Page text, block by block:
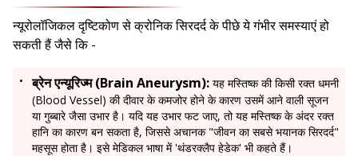
न्यूरोलॉजिकल दृष्टिकोण से क्रोनिक सिरदर्द के पीछे ये गंभीर समस्याएं हो
सकती हैं जैसे कि -
ब्रेन एन्यूरिज्म (Brain Aneurysm): यह मस्तिष्क की किसी रक्त धमनी
(Blood Vessel) की दीवार के कमजोर होने के कारण उसमें आने वाली सूजन
या गुब्बारे जैसा उभार है। यदि यह उभार फट जाए, तो यह मस्तिष्क के अंदर रक्त
हानि का कारण बन सकता है, जिससे अचानक "जीवन का सबसे भयानक सिरदर्द"
महसूस होता है। इसे मेडिकल भाषा में 'थंडरक्लैप हेडेक' भी कहते हैं।